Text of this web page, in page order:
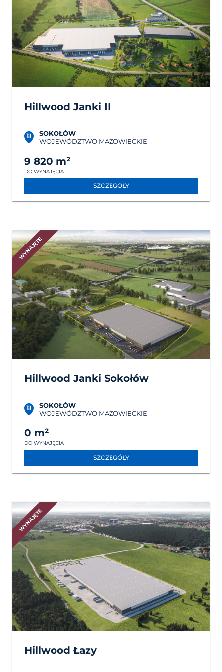
Hillwood Janki II
SOKOŁÓW
WOJEWÓDZTWO MAZOWIECKIE
9 820 m²
DO WYNAJĘCIA
SZCZEGÓŁY
WYNAJĘTE
Hillwood Janki Sokołów
SOKOŁÓW
WOJEWÓDZTWO MAZOWIECKIE
0 m²
DO WYNAJĘCIA
SZCZEGÓŁY
WYNAJĘTE
Hillwood Łazy